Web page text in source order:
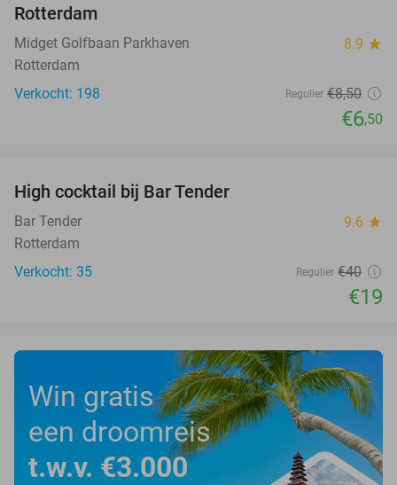
Rotterdam
Midget Golfbaan Parkhaven 8.9 star
Rotterdam
Verkocht: 198
Regulier €8,50
€6,50
High cocktail bij Bar Tender
Bar Tender 9.6 star
Rotterdam
Verkocht: 35
Regulier €40
€19
Win gratis
een droomreis
t.w.v. €3.000